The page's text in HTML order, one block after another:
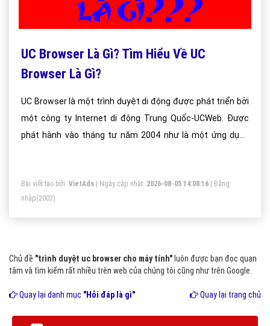
UC Browser Là Gì? Tìm Hiểu Về UC
Browser Là Gì?
UC Browser là một trình duyệt di động được phát triển bởi
một công ty Internet di động Trung Quốc-UCWeb. Được
phát hành vào tháng tư năm 2004 như là một ứng dụng
Bài viết tạo bởi: VietAds | Ngày cập nhật: 2026-08-05 14:08:16
Đăng
nhập(2003)
Chủ đề "trình duyệt uc browser cho máy tính" luôn được bạn đọc quan
tâm và tìm kiếm rất nhiều trên web của chúng tôi cũng như trên Google.
Quay lại danh mục "Hỏi đáp là gì" Quay lại trang chủ